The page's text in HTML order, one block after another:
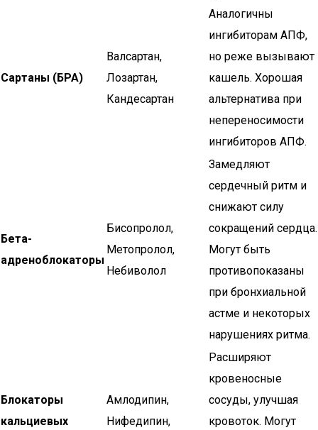
Сартаны (БРА)
Валсартан,
Лозартан,
Кандесартан
Аналогичны
ингибиторам АПФ,
но реже вызывают
кашель. Хорошая
альтернатива при
непереносимости
ингибиторов АПФ.
Бета-
адреноблокаторы
Бисопролол,
Метопролол,
Небиволол
Замедляют
сердечный ритм и
снижают силу
сокращений сердца.
Могут быть
противопоказаны
при бронхиальной
астме и некоторых
нарушениях ритма.
Блокаторы
кальциевых
Амлодипин,
Нифедипин,
Расширяют
кровеносные
сосуды, улучшая
кровоток. Могут